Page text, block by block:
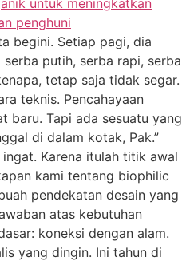
begini. Setiap pagi, dia
putih, serba rapi, serba
tetap saja tidak segar.
teknis. Pencahayaan
baru. Tapi ada sesuatu yang
di dalam kotak, Pak.”
Karena itulah titik awal
kami tentang biophilic
pendekatan desain yang
atas kebutuhan
koneksi dengan alam.
yang dingin. Ini tahun di